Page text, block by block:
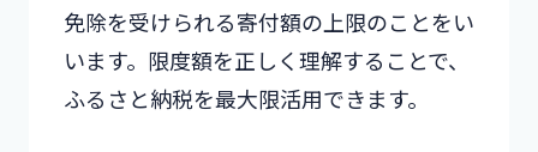
免除を受けられる寄付額の上限のことをい
います。限度額を正しく理解することで、
ふるさと納税を最大限活用できます。